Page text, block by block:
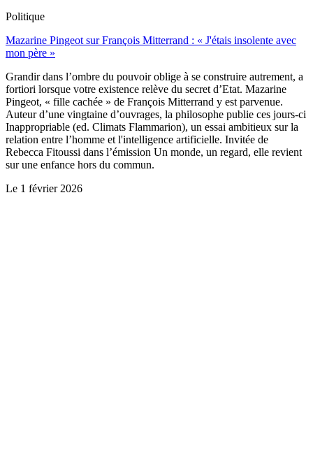
Politique
Mazarine Pingeot sur François Mitterrand : « J'étais insolente avec
mon père »
Grandir dans l’ombre du pouvoir oblige à se construire autrement, a
fortiori lorsque votre existence relève du secret d’Etat. Mazarine
Pingeot, « fille cachée » de François Mitterrand y est parvenue.
Auteur d’une vingtaine d’ouvrages, la philosophe publie ces jours-ci
Inappropriable (ed. Climats Flammarion), un essai ambitieux sur la
relation entre l’homme et l'intelligence artificielle. Invitée de
Rebecca Fitoussi dans l’émission Un monde, un regard, elle revient
sur une enfance hors du commun.
Le 1 février 2026